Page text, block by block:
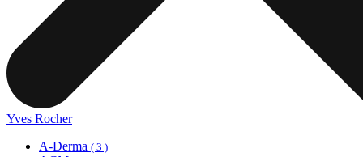
Yves Rocher
A-Derma ( 3 )